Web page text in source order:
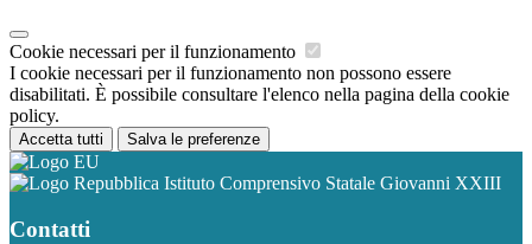
Cookie necessari per il funzionamento
I cookie necessari per il funzionamento non possono essere
disabilitati. È possibile consultare l'elenco nella pagina della cookie
policy.
Accetta tutti Salva le preferenze
Istituto Comprensivo Statale Giovanni XXIII
Contatti